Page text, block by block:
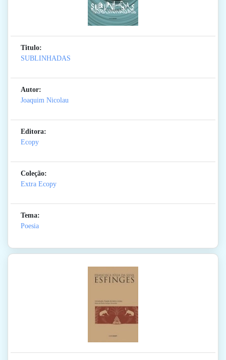
Titulo:
SUBLINHADAS
Autor:
Joaquim Nicolau
Editora:
Ecopy
Coleção:
Extra Ecopy
Tema:
Poesia